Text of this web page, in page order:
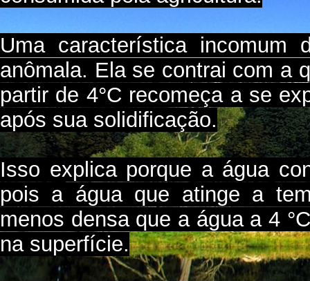
Uma característica
anômala. Ela se contrai com a
partir de 4°C recomeça a se
após sua solidificação.
Isso explica porque a água
pois a água que atinge a
menos densa que a água a 4
na superfície.